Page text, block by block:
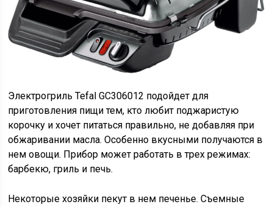
Электрогриль Tefal GC306012 подойдет для
приготовления пищи тем, кто любит поджаристую
корочку и хочет питаться правильно, не добавляя при
обжаривании масла. Особенно вкусными получаются в
нем овощи. Прибор может работать в трех режимах:
барбекю, гриль и печь.
Некоторые хозяйки пекут в нем печенье. Съемные